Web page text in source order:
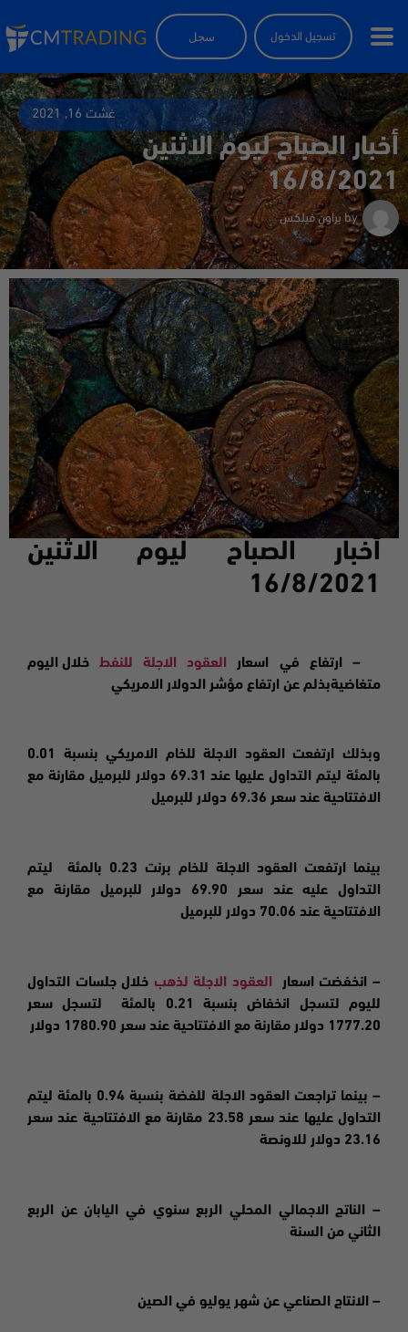
تسجيل الدخول سجل
غشت 16, 2021
أخبار الصباح ليوم الاثنين
16/8/2021
by براون فيلكس
أخبار الصباح ليوم الاثنين
16/8/2021
– ارتفاع في اسعار العقود الاجلة للنفط
خلال اليوم
متغاضيةبذلم عن ارتفاع مؤشر الدولار الامريكي
وبذلك ارتفعت العقود الاجلة للخام الامريكي بنسبة 0.01
بالمئة ليتم التداول عليها عند 69.31 دولار للبرميل مقارنة مع
الافتتاحية عند سعر 69.36 دولار للبرميل
بينما ارتفعت
العقود الاجلة للخام برنت 0.23 بالمئة ليتم
التداول عليه عند سعر 69.90 دولار للبرميل مقارنة مع
الافتتاحية عند 70.06 دولار للبرميل
– انخفضت اسعار العقود الاجلة لذهب خلال جلسات التداول
لليوم لتسجل انخفاض بنسبة 0.21 بالمئة لتسجل سعر
1777.20 دولار مقارنة مع الافتتاحية عند سعر 1780.90 دولار
– بينما تراجعت العقود الاجلة للفضة بنسبة 0.94 بالمئة ليتم
التداول عليها عند سعر 23.58 مقارنة مع الافتتاحية عند سعر
23.16 دولار للاونصة
– الناتج الاجمالي المحلي الربع سنوي في اليابان عن الربع
الثاني من السنة
– الانتاج الصناعي عن شهر يوليو في الصين